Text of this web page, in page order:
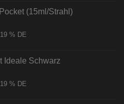
(15ml/Strahl)
% DE
Ideale Schwarz
% DE